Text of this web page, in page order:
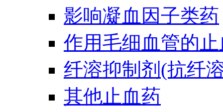
影响凝血因子类药
作用毛细血管的
纤溶抑制剂(抗纤
其他止血药